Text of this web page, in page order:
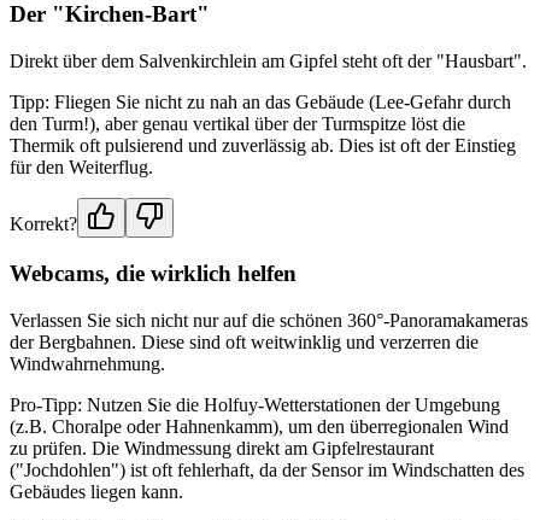
Der "Kirchen-Bart"
Direkt über dem Salvenkirchlein am Gipfel steht oft der "Hausbart".
Tipp: Fliegen Sie nicht zu nah an das Gebäude (Lee-Gefahr durch
den Turm!), aber genau vertikal über der Turmspitze löst die
Thermik oft pulsierend und zuverlässig ab. Dies ist oft der Einstieg
für den Weiterflug.
Korrekt?
Webcams, die wirklich helfen
Verlassen Sie sich nicht nur auf die schönen 360°-Panoramakameras
der Bergbahnen. Diese sind oft weitwinklig und verzerren die
Windwahrnehmung.
Pro-Tipp: Nutzen Sie die Holfuy-Wetterstationen der Umgebung
(z.B. Choralpe oder Hahnenkamm), um den überregionalen Wind
zu prüfen. Die Windmessung direkt am Gipfelrestaurant
("Jochdohlen") ist oft fehlerhaft, da der Sensor im Windschatten des
Gebäudes liegen kann.